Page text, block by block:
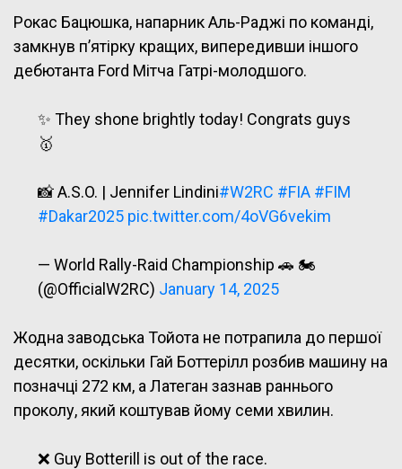
Рокас Бацюшка, напарник Аль-Раджі по команді,
замкнув п’ятірку кращих, випередивши іншого
дебютанта Ford Мітча Гатрі-молодшого.
✨ They shone brightly today! Congrats guys
🥇
📸 A.S.O. | Jennifer Lindini#W2RC #FIA #FIM
#Dakar2025 pic.twitter.com/4oVG6vekim
— World Rally-Raid Championship 🚗 🏍
(@OfficialW2RC) January 14, 2025
Жодна заводська Тойота не потрапила до першої
десятки, оскільки Гай Боттерілл розбив машину на
позначці 272 км, а Латеган зазнав раннього
проколу, який коштував йому семи хвилин.
❌ Guy Botterill is out of the race.